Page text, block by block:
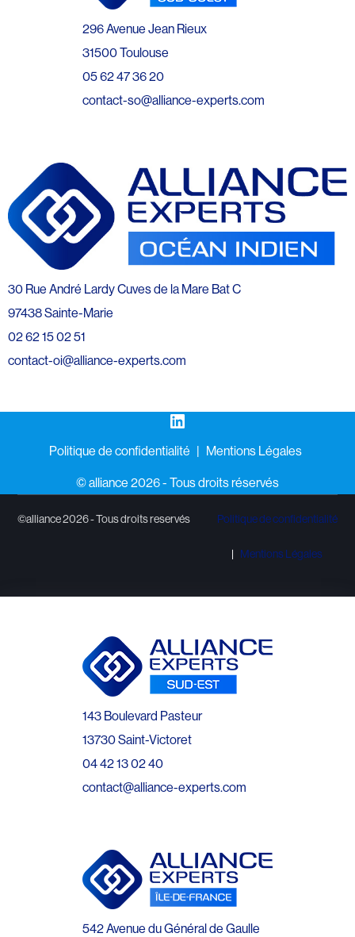
296 Avenue Jean Rieux
31500 Toulouse
05 62 47 36 20
contact-so@alliance-experts.com
30 Rue André Lardy Cuves de la Mare Bat C
97438 Sainte-Marie
02 62 15 02 51
contact-oi@alliance-experts.com
LinkedIn
Politique de confidentialité
Mentions Légales
©️ alliance 2026 - Tous droits réservés
©alliance 2026 - Tous droits reservés Politique de confidentialité
Mentions Légales
143 Boulevard Pasteur
13730 Saint-Victoret
04 42 13 02 40
contact@alliance-experts.com
542 Avenue du Général de Gaulle